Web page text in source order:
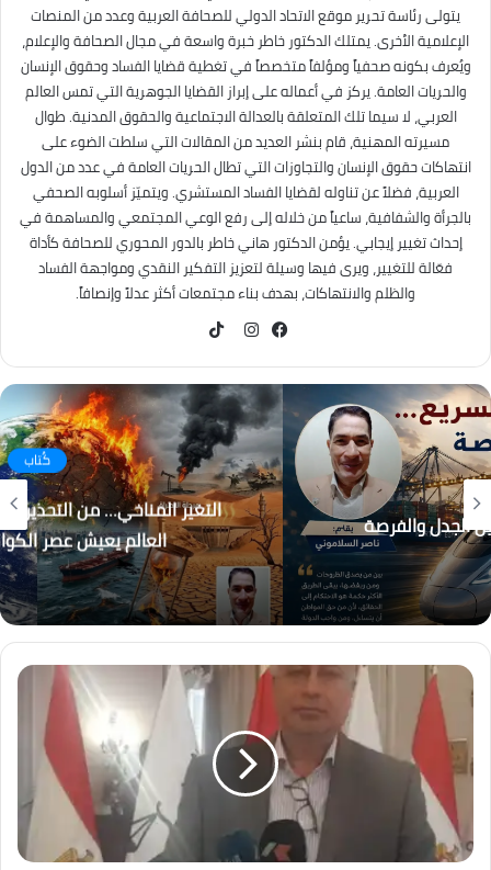
يتولى رئاسة تحرير موقع الاتحاد الدولي للصحافة العربية وعدد من المنصات
الإعلامية الأخرى. يمتلك الدكتور خاطر خبرة واسعة في مجال الصحافة والإعلام،
ويُعرف بكونه صحفياً ومؤلفاً متخصصاً في تغطية قضايا الفساد وحقوق الإنسان
والحريات العامة. يركز في أعماله على إبراز القضايا الجوهرية التي تمس العالم
العربي، لا سيما تلك المتعلقة بالعدالة الاجتماعية والحقوق المدنية. طوال
مسيرته المهنية، قام بنشر العديد من المقالات التي سلطت الضوء على
انتهاكات حقوق الإنسان والتجاوزات التي تطال الحريات العامة في عدد من الدول
العربية، فضلاً عن تناوله لقضايا الفساد المستشري. ويتميّز أسلوبه الصحفي
بالجرأة والشفافية، ساعياً من خلاله إلى رفع الوعي المجتمعي والمساهمة في
إحداث تغيير إيجابي. يؤمن الدكتور هاني خاطر بالدور المحوري للصحافة كأداة
فعّالة للتغيير، ويرى فيها وسيلة لتعزيز التفكير النقدي ومواجهة الفساد
والظلم والانتهاكات، بهدف بناء مجتمعات أكثر عدلاً وإنصافاً.
كُتاب
التغير المناخي… من التحذير إلى الاحتراق ، هل أصبح
العالم يعيش عصر الكوارث المناخية؟